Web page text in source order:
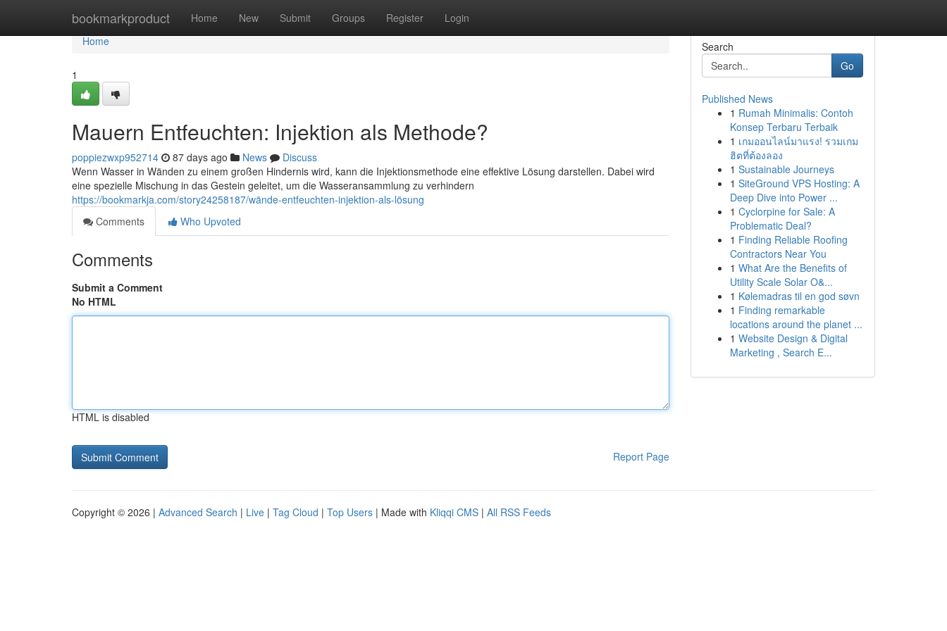
bookmarkproduct Home New Submit Groups Register Login
Home
Home
1
Mauern Entfeuchten: Injektion als Methode?
poppiezwxp952714 87 days ago News
Discuss
Wenn Wasser in Wänden zu einem großen Hindernis wird, kann die Injektionsmethode eine effektive Lösung darstellen. Dabei wird
eine spezielle Mischung in das Gestein geleitet, um die Wasseransammlung zu verhindern
https://bookmarkja.com/story24258187/wände-entfeuchten-injektion-als-lösung
Comments
Who Upvoted
Comments
Submit a Comment
No HTML
HTML is disabled
Report Page
Search
Go
Published News
1 Rumah Minimalis: Contoh
Konsep Terbaru Terbaik
1 เกมออนไลน์มาแรง! รวมเกม
ฮิตที่ต้องลอง
1 Sustainable Journeys
1 SiteGround VPS Hosting: A
Deep Dive into Power ...
1 Cyclorpine for Sale: A
Problematic Deal?
1 Finding Reliable Roofing
Contractors Near You
1 What Are the Benefits of
Utility Scale Solar O&...
1 Kølemadras til en god søvn
1 Finding remarkable
locations around the planet ...
1 Website Design & Digital
Marketing , Search E...
Copyright © 2026 | Advanced Search | Live | Tag Cloud | Top Users | Made with Kliqqi CMS | All RSS Feeds